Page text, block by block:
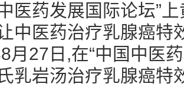
医药发展国际论坛”
中医药治疗乳腺癌特
月27日,在“中国中医
乳岩汤治疗乳腺癌特